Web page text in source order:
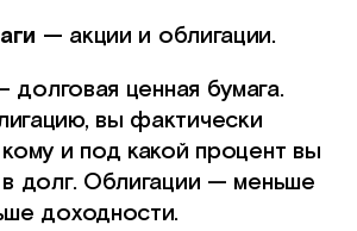
— акции и облигации.
долговая ценная бумага.
вы фактически
и под какой процент вы
долг. Облигации — меньше
доходности.